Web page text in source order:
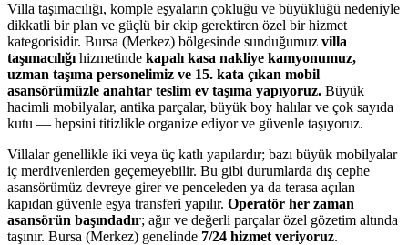
Villa taşımacılığı, komple eşyaların çokluğu ve büyüklüğü nedeniyle
dikkatli bir plan ve güçlü bir ekip gerektiren özel bir hizmet
kategorisidir. Bursa (Merkez) bölgesinde sunduğumuz villa
taşımacılığı hizmetinde kapalı kasa nakliye kamyonumuz,
uzman taşıma personelimiz ve 15. kata çıkan mobil
asansörümüzle anahtar teslim ev taşıma yapıyoruz. Büyük
hacimli mobilyalar, antika parçalar, büyük boy halılar ve çok sayıda
kutu — hepsini titizlikle organize ediyor ve güvenle taşıyoruz.
Villalar genellikle iki veya üç katlı yapılardır; bazı büyük mobilyalar
iç merdivenlerden geçemeyebilir. Bu gibi durumlarda dış cephe
asansörümüz devreye girer ve penceleden ya da terasa açılan
kapıdan güvenle eşya transferi yapılır. Operatör her zaman
asansörün başındadır; ağır ve değerli parçalar özel gözetim altında
taşınır. Bursa (Merkez) genelinde 7/24 hizmet veriyoruz.